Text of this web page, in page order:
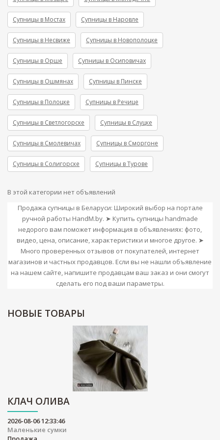
Супницы в Мостах Супницы в Наровле
Супницы в Несвиже Супницы в Новополоцке
Супницы в Орше Супницы в Осиповичах
Супницы в Ошмянах Супницы в Пинске
Супницы в Полоцке Супницы в Речице
Супницы в Светлогорске Супницы в Слуцке
Супницы в Смолевичах Супницы в Сморгоне
Супницы в Солигорске Супницы в Турове
В этой категории нет объявлений
Продажа супницы в Беларуси: Широкий выбор на портале
ручной работы HandM.by. ➤ Купить супницы handmade
недорого вам поможет информация в объявлениях: фото,
видео, цена, описание, характеристики и многое другое. ➤
Много проверенных отзывов от покупателей, интернет
магазинов и частных продавцов. Если вы не нашли объявление
на нашем сайте, напишите продавцам ваш заказ и они смогут
сделать его под ваши параметры.
НОВЫЕ ТОВАРЫ
КЛАЧ ОЛИВА
2026-08-06 12:33:46
Маленькие сумки